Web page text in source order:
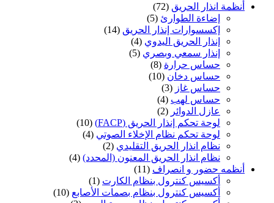
أنظمة انذار الحريق (72)
إضاءة الطوارئ (5)
إكسسوارات إنذار الحريق (14)
إنذار الحريق اليدوي (4)
إنذار سمعي وبصري (5)
حساس حرارة (8)
حساس دخان (10)
حساس غاز (3)
حساس لهب (4)
عازل الدوائر (2)
لوحة تحكم إنذار الحريق (FACP)
(10)
لوحة تحكم نظام الإخلاء الصوتي (4)
نظام انذار الحريق التقليدي (2)
نظام انذار الحريق المعنون (المحدد) (4)
أنظمه حضور و انصراف (11)
أكسيس كنترول بنظام الكارت (1)
أكسيس كنترول بنظام بصمات الأصابع (10)